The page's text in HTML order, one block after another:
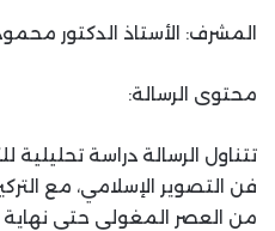
المشرف: الأستاذ الدكتور
محتوى الرسالة:
تتناول الرسالة دراسة تحليلية
فن التصوير الإسلامي، مع
من العصر المغولي حتى